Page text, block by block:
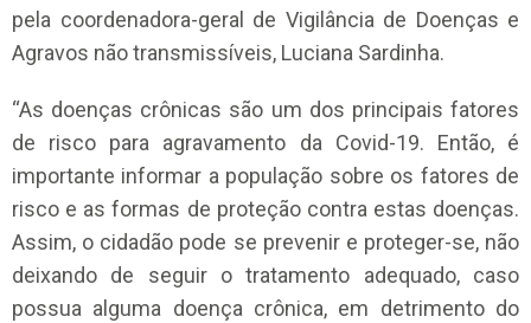
pela coordenadora-geral de Vigilância de Doenças e
Agravos não transmissíveis, Luciana Sardinha.
“As doenças crônicas são um dos principais fatores
de risco para agravamento da Covid-19. Então, é
importante informar a população sobre os fatores de
risco e as formas de proteção contra estas doenças.
Assim, o cidadão pode se prevenir e proteger-se, não
deixando de seguir o tratamento adequado, caso
possua alguma doença crônica, em detrimento do